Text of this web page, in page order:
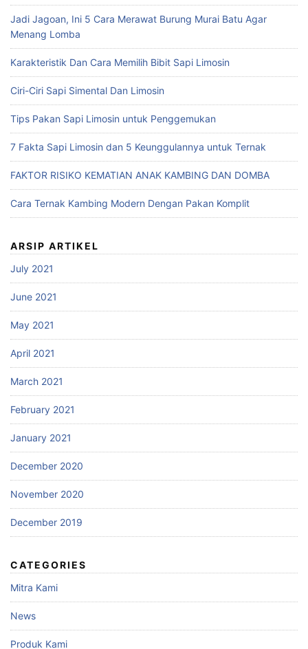
Jadi Jagoan, Ini 5 Cara Merawat Burung Murai Batu Agar
Menang Lomba
Karakteristik Dan Cara Memilih Bibit Sapi Limosin
Ciri-Ciri Sapi Simental Dan Limosin
Tips Pakan Sapi Limosin untuk Penggemukan
7 Fakta Sapi Limosin dan 5 Keunggulannya untuk Ternak
FAKTOR RISIKO KEMATIAN ANAK KAMBING DAN DOMBA
Cara Ternak Kambing Modern Dengan Pakan Komplit
ARSIP ARTIKEL
July 2021
June 2021
May 2021
April 2021
March 2021
February 2021
January 2021
December 2020
November 2020
December 2019
CATEGORIES
Mitra Kami
News
Produk Kami